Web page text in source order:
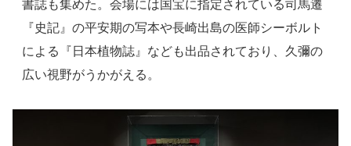
書誌も集めた。会場には国宝に指定されている司馬遷
『史記』の平安期の写本や長崎出島の医師シーボルト
による『日本植物誌』なども出品されており、久彌の
広い視野がうかがえる。